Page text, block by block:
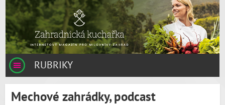
RUBRIKY
Mechové zahrádky, podcast